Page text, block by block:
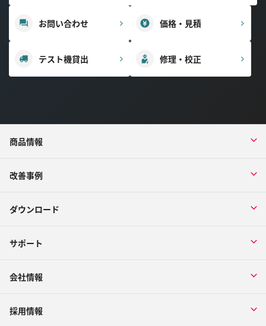
お問い合わせ 価格・見積
テスト機貸出 修理・校正
商品情報
改善事例
ダウンロード
サポート
会社情報
採用情報